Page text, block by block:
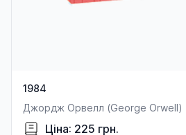
1984
Джордж Орвелл (George Orwell)
Ціна: 225 грн.